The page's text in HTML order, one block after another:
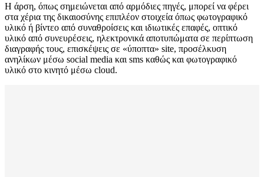
Η άρση, όπως σημειώνεται από αρμόδιες πηγές, μπορεί να φέρει
στα χέρια της δικαιοσύνης επιπλέον στοιχεία όπως φωτογραφικό
υλικό ή βίντεο από συναθροίσεις και ιδιωτικές επαφές, οπτικό
υλικό από συνευρέσεις, ηλεκτρονικά αποτυπώματα σε περίπτωση
διαγραφής τους, επισκέψεις σε «ύποπτα» site, προσέλκυση
ανηλίκων μέσω social media και sms καθώς και φωτογραφικό
υλικό στο κινητό μέσω cloud.